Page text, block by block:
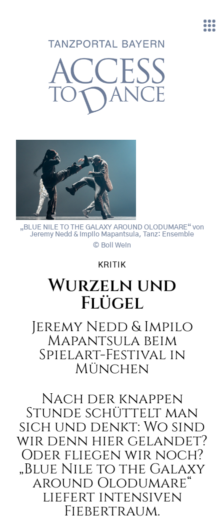
„BLUE NILE TO THE GALAXY AROUND OLODUMARE“ von
Jeremy Nedd & Impilo Mapantsula, Tanz: Ensemble
Boll Wein
KRITIK
Wurzeln und
Flügel
Jeremy Nedd & Impilo
Mapantsula beim
Spielart-Festival in
München
Nach der knappen
Stunde schüttelt man
sich und denkt: Wo sind
wir denn hier gelandet?
Oder fliegen wir noch?
„Blue Nile to the Galaxy
around Olodumare“
liefert intensiven
Fiebertraum.